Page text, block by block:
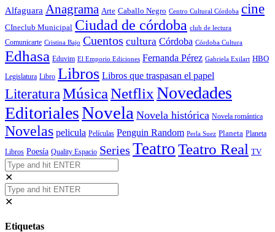
Alfaguara Anagrama Arte Caballo Negro Centro Cultural Córdoba cine
CIneclub Municipal Ciudad de córdoba club de lectura
Comunicarte Cristina Bajo Cuentos cultura Córdoba Córdoba Cultura
Edhasa Eduvim El Emporio Ediciones Fernanda Pérez Gabriela Exilart HBO
Legislatura Libro Libros Libros que traspasan el papel
LiteraturaMúsicaNetflixNovedades
EditorialesNovela Novela histórica Novela romántica
Novelas pelicula Películas Penguin Random Perla Suez Planeta Planeta
Libros Poesía Quality Espacio Series TeatroTeatro Real TV
✕
✕
Etiquetas